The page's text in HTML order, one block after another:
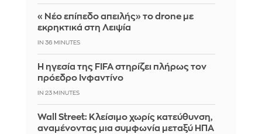
«Νέο επίπεδο απειλής» το drone με
εκρηκτικά στη Λειψία
IN 36 MINUTES
Η ηγεσία της FIFA στηρίζει πλήρως τον
πρόεδρο Ινφαντίνο
IN 23 MINUTES
Wall Street: Κλείσιμο χωρίς κατεύθυνση,
αναμένοντας μια συμφωνία μεταξύ ΗΠΑ